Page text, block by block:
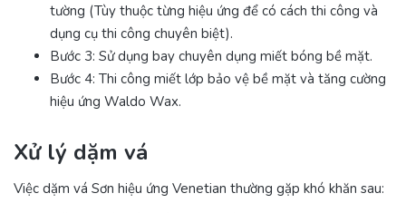
tường (Tùy thuộc từng hiệu ứng để có cách thi công và
dụng cụ thi công chuyên biệt).
Bước 3: Sử dụng bay chuyên dụng miết bóng bề mặt.
Bước 4: Thi công miết lớp bảo vệ bề mặt và tăng cường
hiệu ứng Waldo Wax.
Xử lý dặm vá
Việc dặm vá Sơn hiệu ứng Venetian thường gặp khó khăn sau: